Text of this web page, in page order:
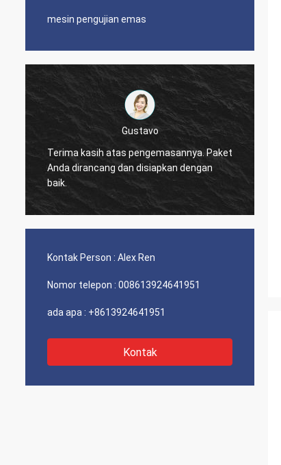
mesin pengujian emas
Pemenang
Terima kasih, Zoe.
Kontak Person : Alex Ren
Nomor telepon : 008613924641951
ada apa : +8613924641951
Kontak